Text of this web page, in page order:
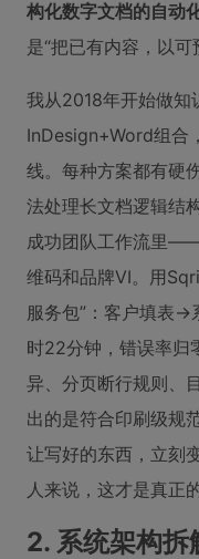
构化数字文档的自动
是“把已有内容，以
我从2018年开始做知
InDesign+Word组合
线。每种方案都有硬
法处理长文档逻辑结
成功团队工作流里
维码和品牌VI。用
服务包”：客户填表
时22分钟，错误率归
异、分页断行规则、
出的是符合印刷级规
让写好的东西，立刻
人来说，这才是真正
2. 系统架构拆